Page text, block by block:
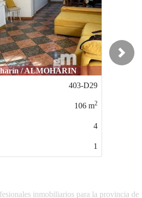
/ ALMOHARIN
403-D29
106m 2
Escurial / CENTRO
Next
inmobiliarios para la provincia de